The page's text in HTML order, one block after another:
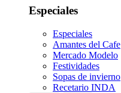
Especiales
Especiales
Amantes del Cafe
Mercado Modelo
Festividades
Sopas de invierno
Recetario INDA